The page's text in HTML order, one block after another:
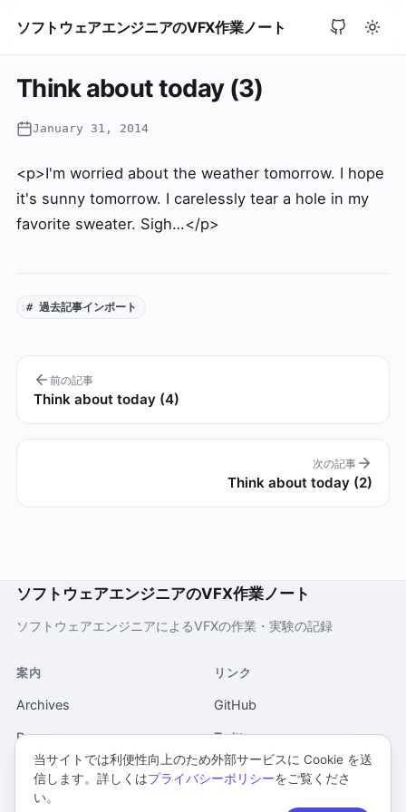
ソフトウェアエンジニアのVFX作業ノート
Think about today (3)
January 31, 2014
<p>I'm worried about the weather tomorrow. I hope
it's sunny tomorrow. I carelessly tear a hole in my
favorite sweater. Sigh…</p>
# 過去記事インポート
前の記事
Think about today (4)
次の記事
Think about today (2)
ソフトウェアエンジニアのVFX作業ノート
ソフトウェアエンジニアによるVFXの作業・実験の記録
案内
Archives
Pages
当ウェブサイトについて
プライバシーポリシー
リンク
GitHub
Twitter
当サイトでは利便性向上のため外部サービスに Cookie を送
信します。詳しくはプライバシーポリシーをご覧くださ
い。